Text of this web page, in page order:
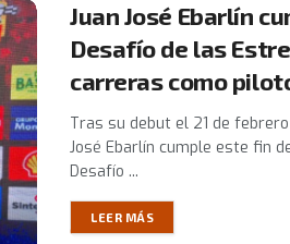
Juan José Ebarlín
Desafío de las
carreras como
Tras su debut el 21 de febrero
José Ebarlín cumple este fin
Desafío ...
LEER MÁS